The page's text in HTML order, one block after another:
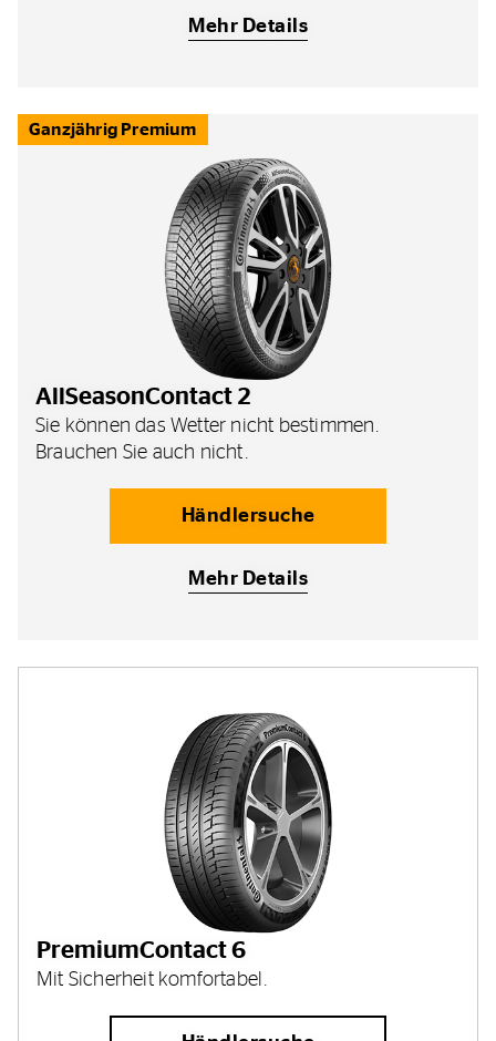
Mehr Details
Ganzjährig Premium
AllSeasonContact 2
Sie können das Wetter nicht bestimmen.
Brauchen Sie auch nicht.
Händlersuche
Mehr Details
PremiumContact 6
Mit Sicherheit komfortabel.